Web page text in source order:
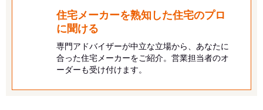
住宅メーカーを熟知した住宅のプロ
に聞ける
専門アドバイザーが中立な立場から、あなたに
合った住宅メーカーをご紹介。営業担当者のオ
ーダーも受け付けます。